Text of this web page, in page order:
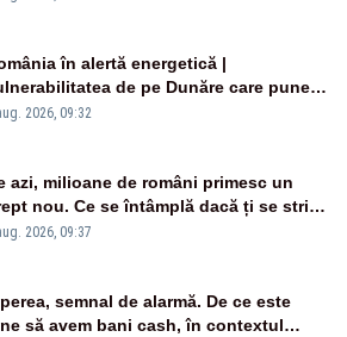
în alertă energetică |
de pe Dunăre care pune
pericol Centrala Cernavodă era
2026, 09:32
azi, milioane de români primesc un
nou. Ce se întâmplă dacă ți se strică
produs
2026, 09:37
semnal de alarmă. De ce este
să avem bani cash, în contextul